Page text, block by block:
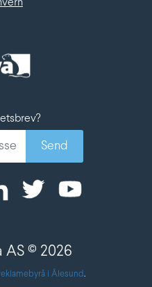
AS © 2026
reklamebyrå i Ålesund.